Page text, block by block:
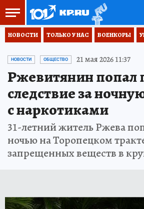
НОВОСТИ ТОЛЬКО У НАС ВОЕНКОРЫ
НОВОСТИ ОБЩЕСТВО 21 мая 2026 11:37
Ржевитянин попал
следствие за
с наркотиками
31-летний житель Ржева
ночью на Торопецком
запрещенных веществ в